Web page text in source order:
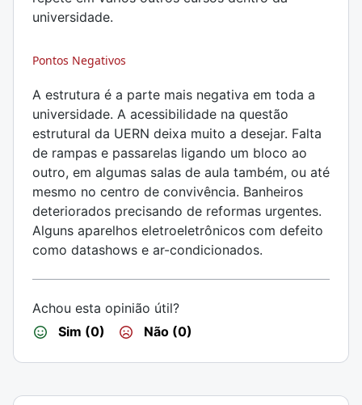
universidade.
Pontos Negativos
A estrutura é a parte mais negativa em toda a
universidade. A acessibilidade na questão
estrutural da UERN deixa muito a desejar. Falta
de rampas e passarelas ligando um bloco ao
outro, em algumas salas de aula também, ou até
mesmo no centro de convivência. Banheiros
deteriorados precisando de reformas urgentes.
Alguns aparelhos eletroeletrônicos com defeito
como datashows e ar-condicionados.
Achou esta opinião útil?
Sim (0)
Não (0)